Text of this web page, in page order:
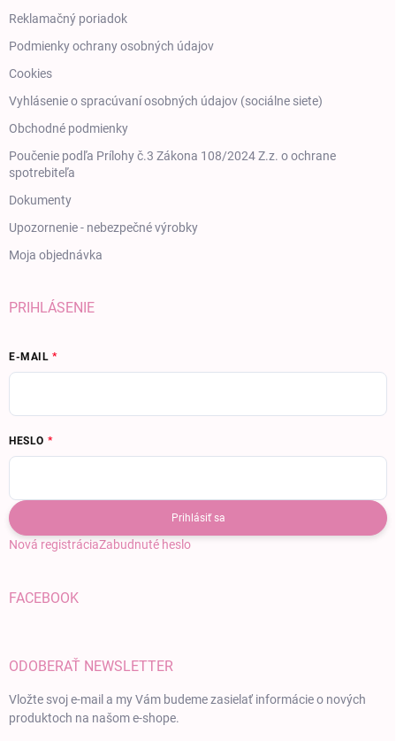
Reklamačný poriadok
Podmienky ochrany osobných údajov
Cookies
Vyhlásenie o spracúvaní osobných údajov (sociálne siete)
Obchodné podmienky
Poučenie podľa Prílohy č.3 Zákona 108/2024 Z.z. o ochrane
spotrebiteľa
Dokumenty
Upozornenie - nebezpečné výrobky
Moja objednávka
PRIHLÁSENIE
E-MAIL
HESLO
Prihlásiť sa
Nová registráciaZabudnuté heslo
FACEBOOK
ODOBERAŤ NEWSLETTER
Vložte svoj e-mail a my Vám budeme zasielať informácie o nových
produktoch na našom e-shope.